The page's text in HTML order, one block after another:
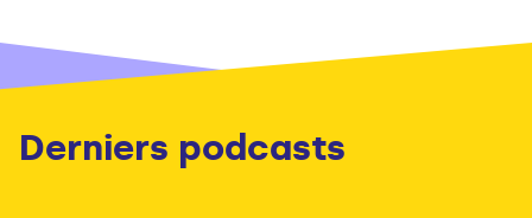
Derniers podcasts